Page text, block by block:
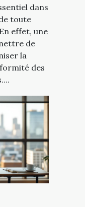
dans
toute
effet, une
de
la
des